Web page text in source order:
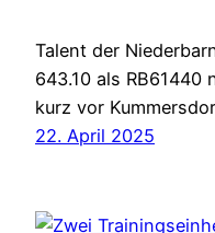
Talent der
643.10 als RB61440
kurz vor
22. April 2025